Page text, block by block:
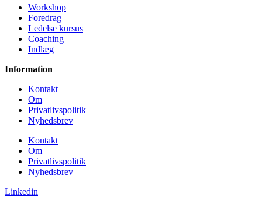
Workshop
Foredrag
Ledelse kursus
Coaching
Indlæg
Information
Kontakt
Om
Privatlivspolitik
Nyhedsbrev
Kontakt
Om
Privatlivspolitik
Nyhedsbrev
Linkedin